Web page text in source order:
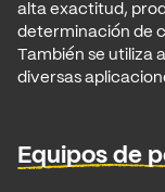
alta exactitud,
determinación de
También se utiliza
diversas
Equipos de